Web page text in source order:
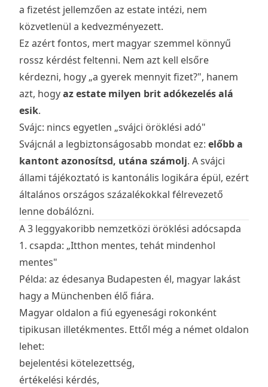
a fizetést jellemzően az estate intézi, nem
közvetlenül a kedvezményezett.
Ez azért fontos, mert magyar szemmel könnyű
rossz kérdést feltenni. Nem azt kell elsőre
kérdezni, hogy „a gyerek mennyit fizet?", hanem
azt, hogyaz estate milyen brit adókezelés alá
esik.
Svájc: nincs egyetlen „svájci öröklési adó"
Svájcnál a legbiztonságosabb mondat ez: előbb a
kantont azonosítsd, utána számolj. A svájci
állami tájékoztató is kantonális logikára épül, ezért
általános országos százalékokkal félrevezető
lenne dobálózni.
A 3 leggyakoribb nemzetközi öröklési adócsapda
1. csapda: „Itthon mentes, tehát mindenhol
mentes"
Példa: az édesanya Budapesten él, magyar lakást
hagy a Münchenben élő fiára.
Magyar oldalon a fiú egyenesági rokonként
tipikusan illetékmentes. Ettől még a német oldalon
lehet:
bejelentési kötelezettség,
értékelési kérdés,